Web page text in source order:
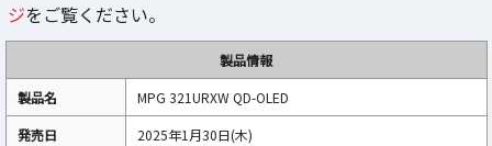
ジをご覧ください。
製品情報
製品名
MPG 321URXW QD-OLED
発売日
2025年1月30日(木)